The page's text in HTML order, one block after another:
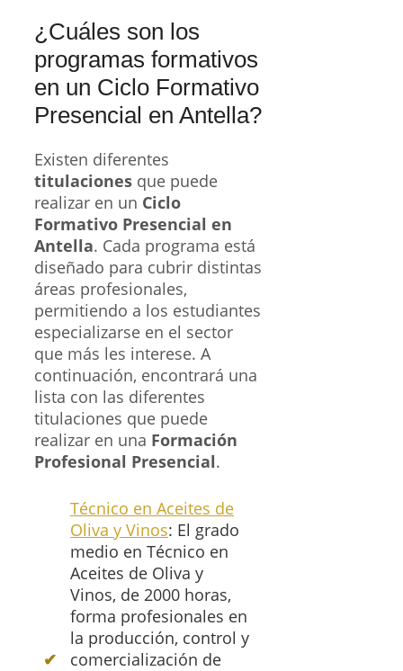
¿Cuáles son los
programas formativos
en un Ciclo Formativo
Presencial en Antella?
Existen diferentes
titulaciones que puede
realizar en un Ciclo
Formativo Presencial en
Antella. Cada programa está
diseñado para cubrir distintas
áreas profesionales,
permitiendo a los estudiantes
especializarse en el sector
que más les interese. A
continuación, encontrará una
lista con las diferentes
titulaciones que puede
realizar en una Formación
Profesional Presencial.
Técnico en Aceites de
Oliva y Vinos: El grado
medio en Técnico en
Aceites de Oliva y
Vinos, de 2000 horas,
forma profesionales en
la producción, control y
comercialización de